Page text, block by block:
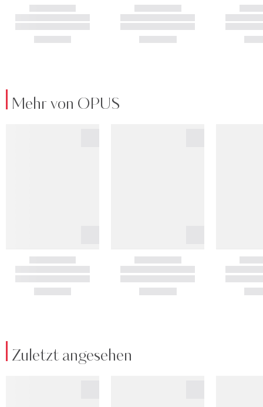
Mehr von OPUS
Zuletzt angesehen